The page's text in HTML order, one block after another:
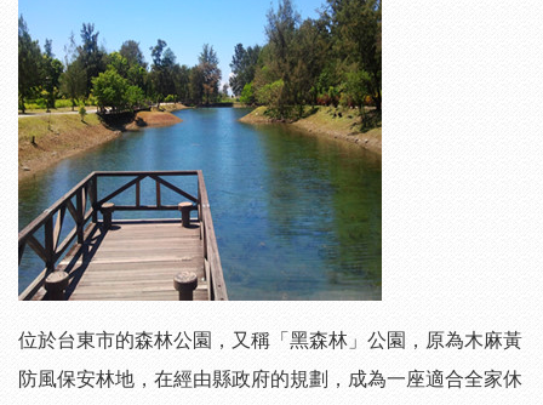
位於台東市的森林公園，又稱「黑森林」公園，原為木麻黃
防風保安林地 ，在經由縣政府的規劃，成為一座適合全家休